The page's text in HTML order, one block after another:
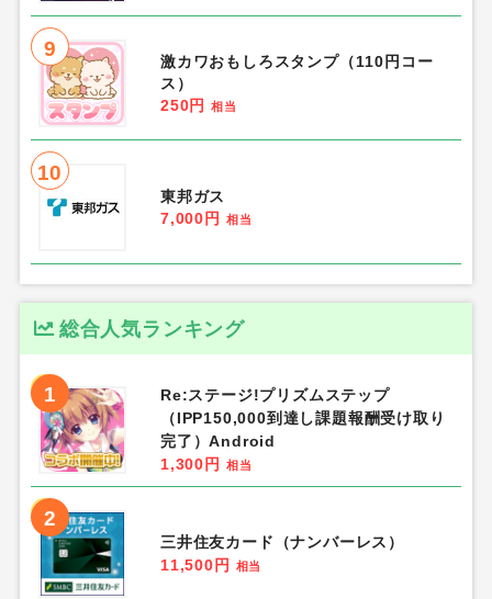
9
激カワおもしろスタンプ（110円コー
ス）
250円
相当
10
東邦ガス
7,000円
相当
総合人気ランキング
1
Re:ステージ!プリズムステップ
（IPP150,000到達し課題報酬受け取り
完了）Android
1,300円
相当
2
三井住友カード（ナンバーレス）
11,500円
相当